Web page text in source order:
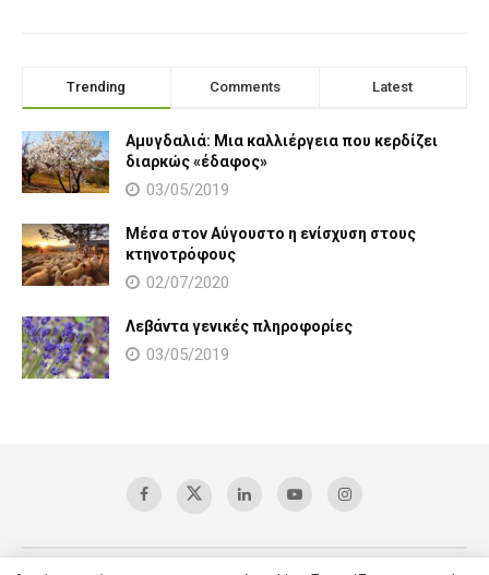
Trending Comments Latest
Αμυγδαλιά: Μια καλλιέργεια που κερδίζει
διαρκώς «έδαφος»
03/05/2019
Μέσα στον Αύγουστο η ενίσχυση στους
κτηνοτρόφους
02/07/2020
Λεβάντα γενικές πληροφορίες
03/05/2019